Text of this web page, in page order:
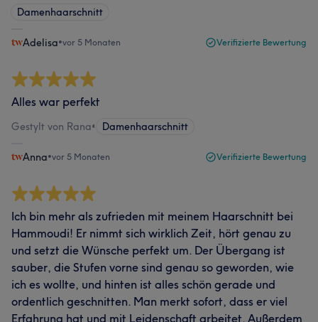
Damenhaarschnitt
Adelisa•vor 5 Monaten Verifizierte Bewertung
Alles war perfekt
Gestylt von Rana• Damenhaarschnitt
Anna•vor 5 Monaten Verifizierte Bewertung
Ich bin mehr als zufrieden mit meinem Haarschnitt bei
Hammoudi! Er nimmt sich wirklich Zeit, hört genau zu
und setzt die Wünsche perfekt um. Der Übergang ist
sauber, die Stufen vorne sind genau so geworden, wie
ich es wollte, und hinten ist alles schön gerade und
ordentlich geschnitten. Man merkt sofort, dass er viel
Erfahrung hat und mit Leidenschaft arbeitet. Außerdem